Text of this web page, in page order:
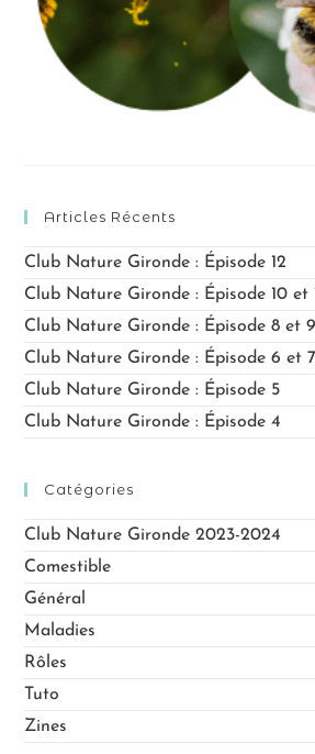
Articles Récents
Club Nature Gironde : Épisode 12
Club Nature Gironde : Épisode 10 et
Club Nature Gironde : Épisode 8 et 9
Club Nature Gironde : Épisode 6 et 7
Club Nature Gironde : Épisode 5
Club Nature Gironde : Épisode 4
Catégories
Club Nature Gironde 2023-2024
Comestible
Général
Maladies
Rôles
Tuto
Zines